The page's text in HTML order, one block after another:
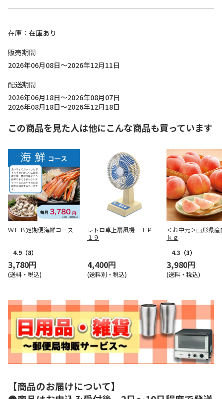
在庫
在庫あり
販売期間
2026年06月08日～2026年12月11日
配送期間
2026年06月18日～2026年08月07日
2026年08月18日～2026年12月18日
この商品を見た人は他にこんな商品も買っています
ＷＥＢ定期便海鮮コース
4.9 （8）
3,780円
(送料・税込)
レトロ卓上扇風機 ＴＰ－
１９
4,400円
(送料別・税込)
＜お中元＞山形県産
ｋｇ
4.3 （3）
3,980円
(送料・税込)
【商品のお届けについて】